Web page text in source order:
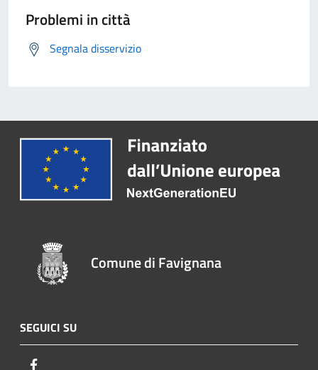
Problemi in città
Segnala disservizio
Comune di Favignana
SEGUICI SU